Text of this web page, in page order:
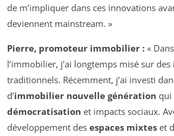
de m’impliquer dans ces innovations
deviennent mainstream. »
Pierre, promoteur immobilier : «
l’immobilier, j’ai longtemps misé sur
traditionnels. Récemment, j’ai investi
d’immobilier nouvelle génération qui
démocratisation et impacts sociaux.
développement des espaces mixtes et